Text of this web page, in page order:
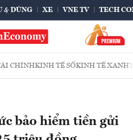
& DÙNG XE VNE TV TECH
CHÍNHKINH TẾ SỐKINH TẾ XANH
bảo hiểm tiền gửi